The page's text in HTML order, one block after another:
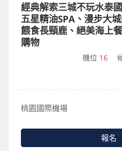
經典解索三城不玩水泰
五星精油SPA、漫步大
餵食長頸鹿、絕美海上
購物
機位 16
桃園國際機場
報名